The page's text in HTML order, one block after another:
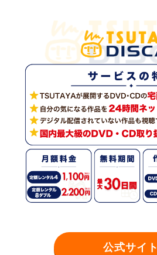
公式サイト